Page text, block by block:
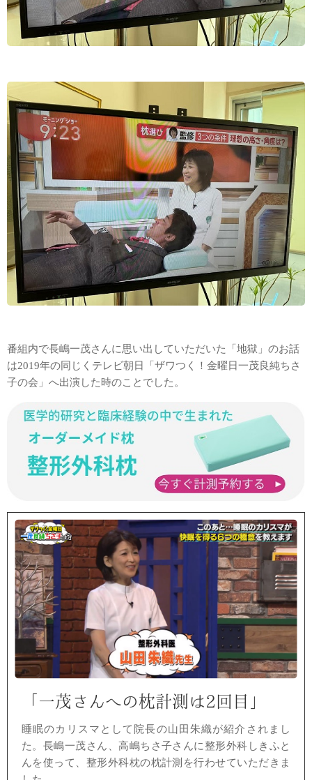
番組内で長嶋一茂さんに思い出していただいた「地獄」のお話
は2019年の同じくテレビ朝日「ザワつく！金曜日一茂良純ちさ
子の会」へ出演した時のことでした。
「一茂さんへの枕計測は2回目」
睡眠のカリスマとして 院長の山田朱織が紹介されまし
た。 長嶋一茂さん、高嶋ちさ子さんに整形外科しきふと
んを使って、 整形外科枕の枕計測を行わせていただきま